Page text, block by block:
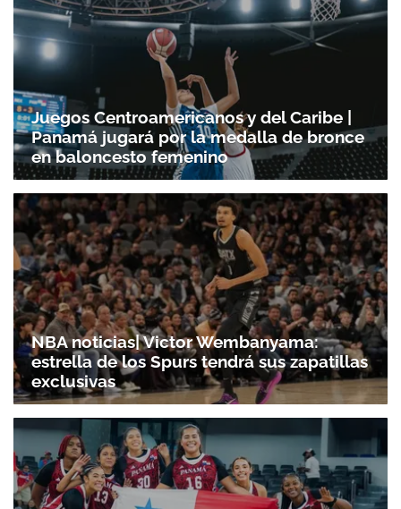
Juegos Centroamericanos y del Caribe |
Panamá jugará por la medalla de bronce
en baloncesto femenino
NBA noticias| Victor Wembanyama:
estrella de los Spurs tendrá sus zapatillas
exclusivas